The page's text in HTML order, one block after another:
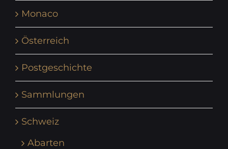
Monaco
Österreich
Postgeschichte
Sammlungen
Schweiz
Abarten